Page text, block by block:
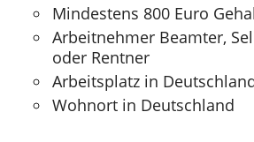
Mindestens 800 Euro
Arbeitnehmer Beamter,
oder Rentner
Arbeitsplatz in
Wohnort in Deutschland